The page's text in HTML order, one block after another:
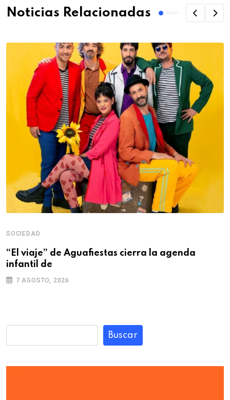
Noticias Relacionadas
SOCIEDAD
“El viaje” de Aguafiestas cierra la agenda
infantil de
7 AGOSTO, 2026
Buscar